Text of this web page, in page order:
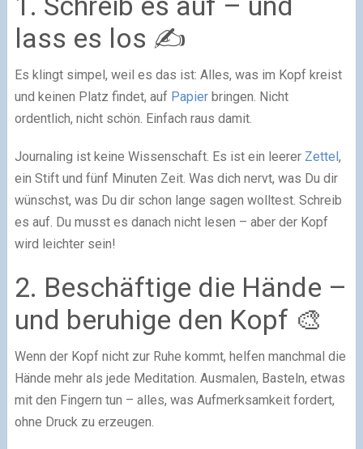
lass es los ✍️
Es klingt simpel, weil es das ist: Alles, was im Kopf kreist
und keinen Platz findet, auf Papierbringen. Nicht
ordentlich, nicht schön. Einfach raus damit.
Journaling ist keine Wissenschaft. Es ist ein leerer Zettel,
ein Stift und fünf Minuten Zeit. Was dich nervt, was Du dir
wünschst, was Du dir schon lange sagen wolltest. Schreib
es auf. Du musst es danach nicht lesen – aber der Kopf
wird leichter sein!
2. Beschäftige die Hände –
und beruhige den Kopf 🎨
Wenn der Kopf nicht zur Ruhe kommt, helfen manchmal die
Hände mehr als jede Meditation. Ausmalen, Basteln, etwas
mit den Fingern tun – alles, was Aufmerksamkeit fordert,
ohne Druck zu erzeugen.